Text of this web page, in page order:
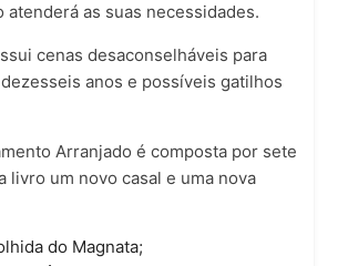
atenderá as suas necessidades.
cenas desaconselháveis para
anos e possíveis gatilhos
Arranjado é composta por sete
livro um novo casal e uma nova
do Magnata;